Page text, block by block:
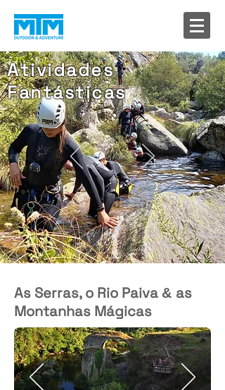
Atividades
Fantásticas
As Serras, o Rio Paiva & as
Montanhas Mágicas